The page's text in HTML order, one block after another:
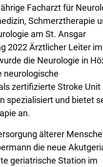
Facharzt für
Schmerztherapie
am St. Ansgar
2022 Ärztlicher Leiter im
die Neurologie in
neurologische
zertifizierte Stroke Unit
spezialisiert und bietet
an.
älterer
die neue
geriatrische Station im